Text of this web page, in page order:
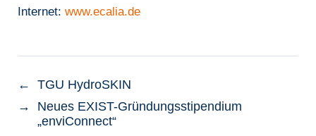
Internet: www.ecalia.de
←
TGU HydroSKIN
→
Neues EXIST-Gründungsstipendium
„enviConnect“